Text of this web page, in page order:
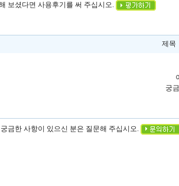
보셨다면 사용후기를 써 주십시오.
제목
궁
금한 사항이 있으신 분은 질문해 주십시오.